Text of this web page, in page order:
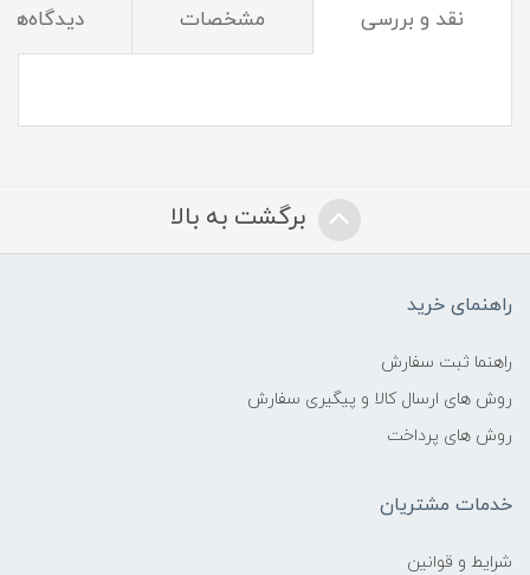
نقد و بررسی مشخصات دیدگاه‌ها
برگشت به بالا
راهنمای خرید
راهنما ثبت سفارش
روش های ارسال کالا و پیگیری سفارش
روش های پرداخت
خدمات مشتریان
شرایط و قوانین